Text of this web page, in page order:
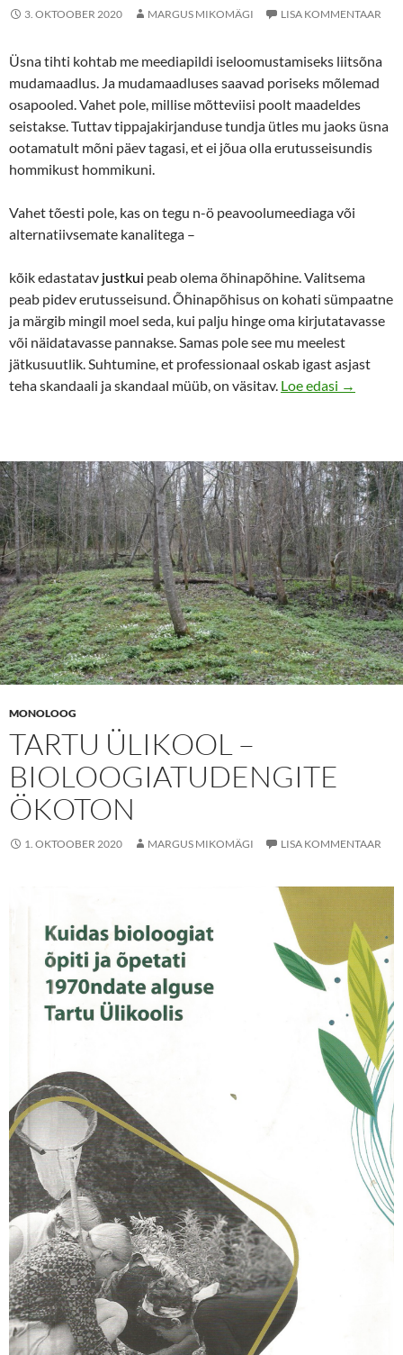
3. OKTOOBER 2020 MARGUS MIKOMÄGI LISA KOMMENTAAR
Üsna tihti kohtab me meediapildi iseloomustamiseks liitsõna
mudamaadlus. Ja mudamaadluses saavad poriseks mõlemad
osapooled. Vahet pole, millise mõtteviisi poolt maadeldes
seistakse. Tuttav tippajakirjanduse tundja ütles mu jaoks üsna
ootamatult mõni päev tagasi, et ei jõua olla erutusseisundis
hommikust hommikuni.
Vahet tõesti pole, kas on tegu n-ö peavoolumeediaga või
alternatiivsemate kanalitega –
kõik edastatav justkui peab olema õhinapõhine. Valitsema
peab pidev erutusseisund. Õhinapõhisus on kohati sümpaatne
ja märgib mingil moel seda, kui palju hinge oma kirjutatavasse
või näidatavasse pannakse. Samas pole see mu meelest
jätkusuutlik. Suhtumine, et professionaal oskab igast asjast
teha skandaali ja skandaal müüb, on väsitav. Loe edasi Igavene
→
MONOLOOG
TARTU ÜLIKOOL –
BIOLOOGIATUDENGITE
ÖKOTON
1. OKTOOBER 2020 MARGUS MIKOMÄGI LISA KOMMENTAAR